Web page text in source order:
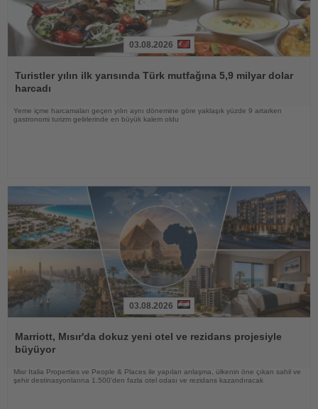
Oku
03.08.2026
Turistler yılın ilk yarısında Türk mutfağına 5,9 milyar dolar
harcadı
Yeme içme harcamaları geçen yılın aynı dönemine göre yaklaşık yüzde 9 artarken
gastronomi turizm gelirlerinde en büyük kalem oldu
Oku
03.08.2026
Marriott, Mısır'da dokuz yeni otel ve rezidans projesiyle
büyüyor
Misr Italia Properties ve People & Places ile yapılan anlaşma, ülkenin öne çıkan sahil ve
şehir destinasyonlarına 1.500'den fazla otel odası ve rezidans kazandıracak